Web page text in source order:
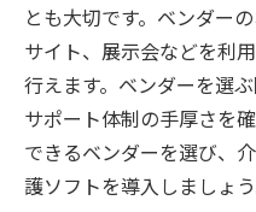
とも大切です。ベンダー
サイト、展示会などを利
行えます。ベンダーを選
サポート体制の手厚さを
できるベンダーを選び、
護ソフトを導入しましょう